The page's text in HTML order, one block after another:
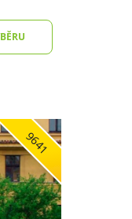
9641